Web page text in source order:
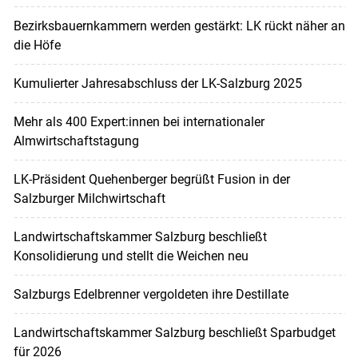
Bezirksbauernkammern werden gestärkt: LK rückt näher an
die Höfe
Kumulierter Jahresabschluss der LK-Salzburg 2025
Mehr als 400 Expert:innen bei internationaler
Almwirtschaftstagung
LK-Präsident Quehenberger begrüßt Fusion in der
Salzburger Milchwirtschaft
Landwirtschaftskammer Salzburg beschließt
Konsolidierung und stellt die Weichen neu
Salzburgs Edelbrenner vergoldeten ihre Destillate
Landwirtschaftskammer Salzburg beschließt Sparbudget
für 2026